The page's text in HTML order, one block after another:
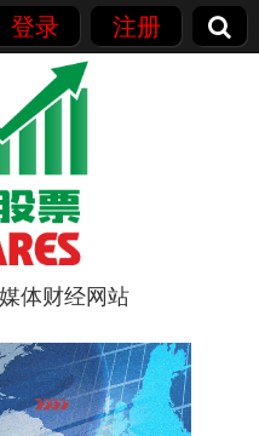
登录 注册
体财经网站